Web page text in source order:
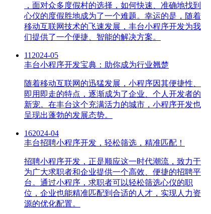
，面对众多度假村的选择，如何快速、准确地找到
心仪的度假胜地成为了一个难题。幸运的是，随着
移动互联网技术的飞速发展，丰台小程序开发为我
们提供了一个便捷、智能的解决方案。
11 2024-05
丰台小程序开发宝典：助你成为行业翘楚
随着移动互联网的迅猛发展，小程序因其便捷性、
即用即走的特点，逐渐成为了企业、个人开发者的
新宠。在丰台这个充满活力的城市，小程序开发也
呈现出蓬勃的发展态势。
162024-04
丰台招聘小程序开发，轻松筛选，精准匹配！
招聘小程序开发，正是顺应这一时代潮流，致力于
为广大求职者和企业提供一个高效、便捷的招聘平
台。通过小程序，求职者可以轻松筛选心仪的职
位，企业也能精准匹配到合适的人才，实现人力资
源的优化配置。